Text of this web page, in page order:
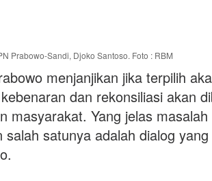
Prabowo-Sandi, Djoko Santoso. Foto : RBM
menjanjikan jika terpilih
dan rekonsiliasi akan
masyarakat. Yang jelas
salah satunya adalah dialog